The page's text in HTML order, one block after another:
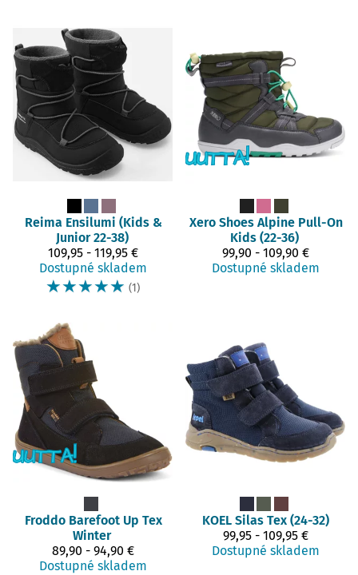
Reima Ensilumi (Kids &
Junior 22-38)
109,95 - 119,95 €
Dostupné skladem
☆☆☆☆☆ (1)
Xero Shoes Alpine Pull-On
Kids (22-36)
99,90 - 109,90 €
Dostupné skladem
Froddo Barefoot Up Tex
Winter
89,90 - 94,90 €
Dostupné skladem
KOEL Silas Tex (24-32)
99,95 - 109,95 €
Dostupné skladem